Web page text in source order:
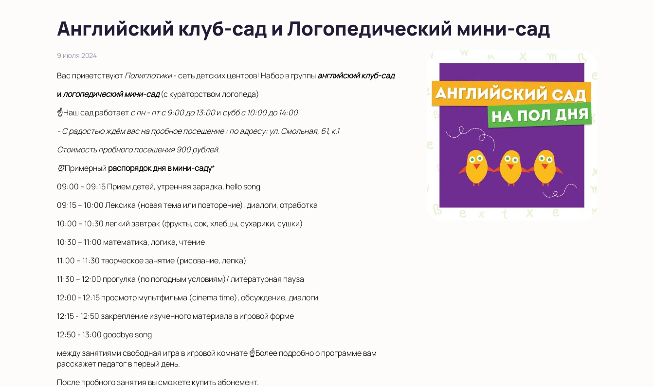
Показать на карте
Английский клуб-сад и Логопедический мини-сад
9 июля 2024
Вас приветствуютПолиглотики- сеть детских центров! Набор в группыанглийский клуб-сад
илогопедический мини-сад (с кураторством логопеда)
☝️Наш сад работаетс пн - пт с 9:00 до 13:00и субб с 10:00 до 14:00
- С радостью ждём вас на пробное посещение : по адресу: ул. Смольная, 61, к.1
Стоимость пробного посещения 900 рублей.
⏰Примерный распорядок дня в мини-саду*
09:00 – 09:15 Прием детей, утренняя зарядка, hello song
09:15 – 10:00 Лексика (новая тема или повторение), диалоги, отработка
10:00 – 10:30 легкий завтрак (фрукты, сок, хлебцы, сухарики, сушки)
10:30 – 11:00 математика, логика, чтение
11:00 – 11:30 творческое занятие (рисование, лепка)
11:30 – 12:00 прогулка (по погодным условиям)/ литературная пауза
12:00 - 12:15 просмотр мультфильма (cinema time), обсуждение, диалоги
12:15 - 12:50 закрепление изученного материала в игровой форме
12:50 - 13:00 goodbye song
между занятиями свободная игра в игровой комнате ☝️Более подробно о программе вам
расскажет педагог в первый день.
После пробного занятия вы сможете купить абонемент.